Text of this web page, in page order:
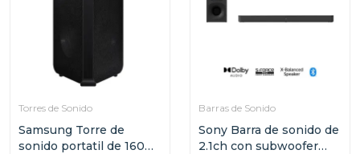
Torres de Sonido
Samsung Torre de
sonido portatil de 160w
Barras de Sonido
Sony Barra de sonido de
2.1ch con subwoofer